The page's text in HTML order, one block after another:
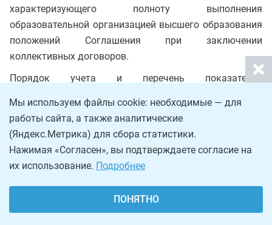
характеризующего полноту выполнения
образовательной организацией высшего образования
положений Соглашения при заключении
коллективных договоров.
Порядок учета и перечень показателей
организаций высшего образования и деятельности
руководителей образовательных организаций
высшего образования определяют совместно с
образовательной организацией высшего образования,
осуществляющей систематический мониторинг,
обобщение опыта заключения региональных
отраслевых соглашений и коллективных договоров
Мы используем файлы cookie: необходимые — для
работы сайта, а также аналитические
(Яндекс.Метрика) для сбора статистики.
Нажимая «Согласен», вы подтверждаете согласие на
их использование. Подробнее
ПОНЯТНО